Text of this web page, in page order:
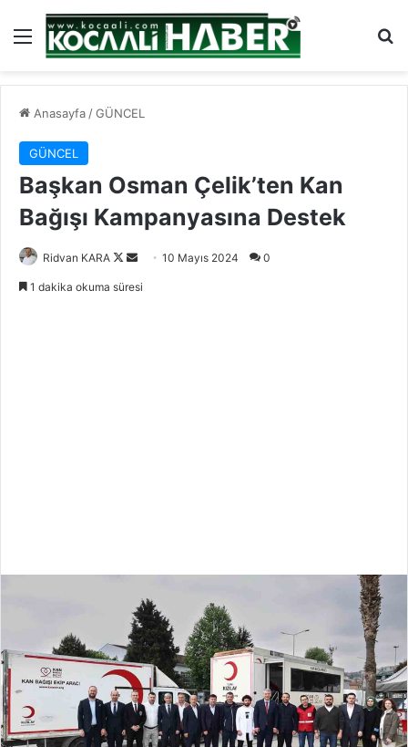
Menü
Anasayfa /GÜNCEL
GÜNCEL
Başkan Osman Çelik’ten Kan
Bağışı Kampanyasına Destek
Ridvan KARA
Follow
Bir
10 Mayıs 2024 0
1 dakika okuma süresi